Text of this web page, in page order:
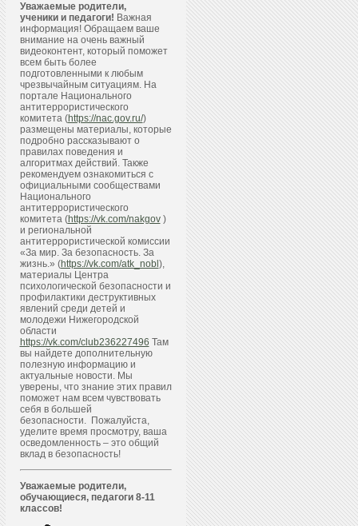
Уважаемые родители,
ученики и педагоги! Важная
информация! Обращаем ваше
внимание на очень важный
видеоконтент, который поможет
всем быть более
подготовленными к любым
чрезвычайным ситуациям. На
портале Национального
антитеррористического
комитета (https://nac.gov.ru/)
размещены материалы, которые
подробно рассказывают о
правилах поведения и
алгоритмах действий. Также
рекомендуем ознакомиться с
официальными сообществами
Национального
антитеррористического
комитета (https://vk.com/nakgov)
и региональной
антитеррористической комиссии
«За мир. За безопасность. За
жизнь.» (https://vk.com/atk_nobl ),
материалы Центра
психологической безопасности и
профилактики деструктивных
явлений среди детей и
молодежи Нижегородской
области
https://vk.com/club236227496 Там
вы найдете дополнительную
полезную информацию и
актуальные новости. Мы
уверены, что знание этих правил
поможет нам всем чувствовать
себя в большей
безопасности. Пожалуйста,
уделите время просмотру, ваша
осведомленность – это общий
вклад в безопасность!
Уважаемые родители,
обучающиеся, педагоги 8-11
классов!